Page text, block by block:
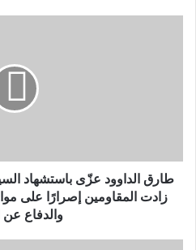
طارق الداوود عزّى باستشهاد
زادت المقاومين إصرارًا على
والدفاع